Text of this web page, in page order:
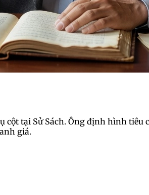
tại Sử Sách. Ông định hình
giá.